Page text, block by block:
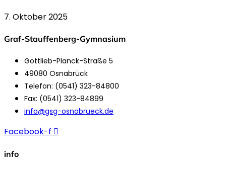
7. Oktober 2025
Graf-Stauffenberg-Gymnasium
Gottlieb-Planck-Straße 5
49080 Osnabrück
Telefon: (0541) 323-84800
Fax: (0541) 323-84899
info@gsg-osnabrueck.de
Facebook-f
info